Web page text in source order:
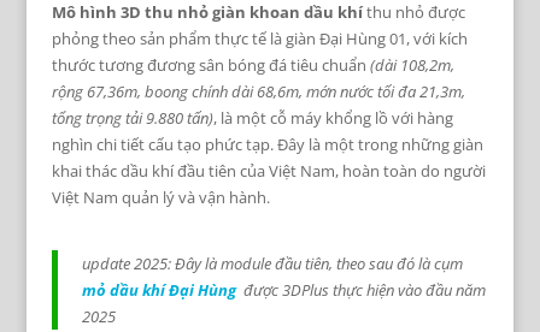
Mô hình 3D thu nhỏ giàn khoan dầu khíthu nhỏ được
phỏng theo sản phẩm thực tế là giàn Đại Hùng 01, với kích
thước tương đương sân bóng đá tiêu chuẩn (dài 108,2m,
rộng 67,36m, boong chính dài 68,6m, mớn nước tối đa 21,3m,
tổng trọng tải 9.880 tấn), là một cỗ máy khổng lồ với hàng
nghìn chi tiết cấu tạo phức tạp. Đây là một trong những giàn
khai thác dầu khí đầu tiên của Việt Nam, hoàn toàn do người
Việt Nam quản lý và vận hành.
update 2025: Đây là module đầu tiên, theo sau đó là cụm
mỏ dầu khí Đại Hùng được 3DPlus thực hiện vào đầu năm
2025